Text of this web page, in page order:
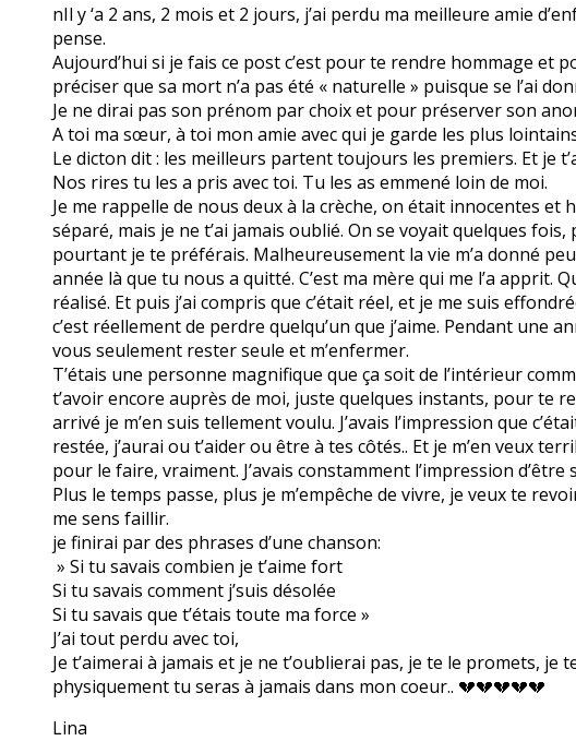
nIl y ‘a 2 ans, 2 mois et 2 jours, j’ai perdu ma meilleure amie
pense.
Aujourd’hui si je fais ce post c’est pour te rendre hommage et
préciser que sa mort n’a pas été « naturelle » puisque se l’ai
Je ne dirai pas son prénom par choix et pour préserver son
A toi ma sœur, à toi mon amie avec qui je garde les plus
Le dicton dit : les meilleurs partent toujours les premiers. Et je
Nos rires tu les a pris avec toi. Tu les as emmené loin de moi.
Je me rappelle de nous deux à la crèche, on était innocentes
séparé, mais je ne t’ai jamais oublié. On se voyait quelques
pourtant je te préférais. Malheureusement la vie m’a donné
année là que tu nous a quitté. C’est ma mère qui me l’a apprit.
réalisé. Et puis j’ai compris que c’était réel, et je me suis
c’est réellement de perdre quelqu’un que j’aime. Pendant une
vous seulement rester seule et m’enfermer.
T’étais une personne magnifique que ça soit de l’intérieur
t’avoir encore auprès de moi, juste quelques instants, pour te
arrivé je m’en suis tellement voulu. J’avais l’impression que
restée, j’aurai ou t’aider ou être à tes côtés.. Et je m’en veux
pour le faire, vraiment. J’avais constamment l’impression
Plus le temps passe, plus je m’empêche de vivre, je veux te
me sens faillir.
je finirai par des phrases d’une chanson:
» Si tu savais combien je t’aime fort
Si tu savais comment j’suis désolée
Si tu savais que t’étais toute ma force »
J’ai tout perdu avec toi,
Je t’aimerai à jamais et je ne t’oublierai pas, je te le promets,
physiquement tu seras à jamais dans mon coeur.. 💔💔💔💔💔
Lina